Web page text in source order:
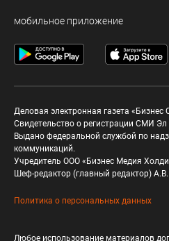
мобильное приложение
Деловая электронная газета «Бизнес
Свидетельство о регистрации СМИ
Выдано федеральной службой по
коммуникаций.
Учредитель ООО «Бизнес Медия
Шеф-редактор (главный редактор)
Политика о персональных данных
Любое использование материалов